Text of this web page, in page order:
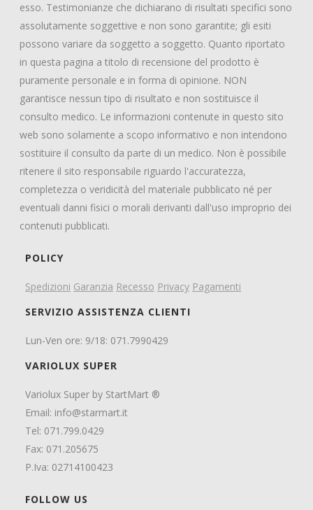
esso. Testimonianze che dichiarano di risultati specifici sono
assolutamente soggettive e non sono garantite; gli esiti
possono variare da soggetto a soggetto. Quanto riportato
in questa pagina a titolo di recensione del prodotto è
puramente personale e in forma di opinione. NON
garantisce nessun tipo di risultato e non sostituisce il
consulto medico. Le informazioni contenute in questo sito
web sono solamente a scopo informativo e non intendono
sostituire il consulto da parte di un medico. Non è possibile
ritenere il sito responsabile riguardo l'accuratezza,
completezza o veridicità del materiale pubblicato né per
eventuali danni fisici o morali derivanti dall'uso improprio dei
contenuti pubblicati.
POLICY
Spedizioni Garanzia Recesso Privacy Pagamenti
SERVIZIO ASSISTENZA CLIENTI
Lun-Ven ore: 9/18: 071.7990429
VARIOLUX SUPER
Variolux Super by StartMart ®
Email: info@starmart.it
Tel: 071.799.0429
Fax: 071.205675
P.Iva: 02714100423
FOLLOW US